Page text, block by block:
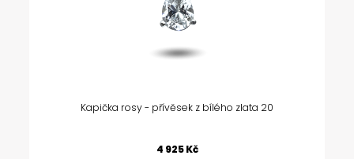
Kapička rosy - přívěsek z bílého zlata 20
4 925 Kč